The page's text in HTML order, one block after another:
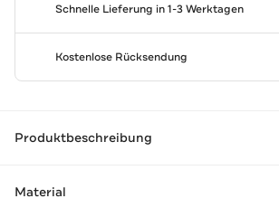
Schnelle Lieferung in 1-3 Werktagen
Kostenlose Rücksendung
Produktbeschreibung
Material